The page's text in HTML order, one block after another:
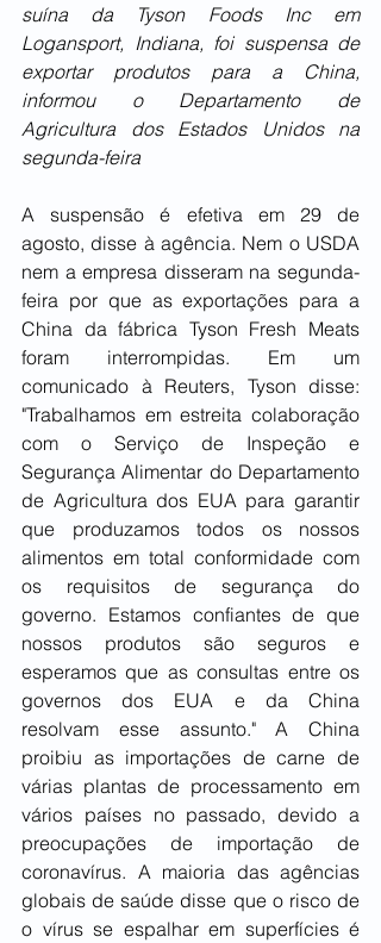
suína da Tyson Foods Inc em
Logansport, Indiana, foi suspensa de
exportar produtos para a China,
informou o Departamento de
Agricultura dos Estados Unidos na
segunda-feira
A suspensão é efetiva em 29 de
agosto, disse à agência. Nem o USDA
nem a empresa disseram na segunda-
feira por que as exportações para a
China da fábrica Tyson Fresh Meats
foram interrompidas. Em um
comunicado à Reuters, Tyson disse:
"Trabalhamos em estreita colaboração
com o Serviço de Inspeção e
Segurança Alimentar do Departamento
de Agricultura dos EUA para garantir
que produzamos todos os nossos
alimentos em total conformidade com
os requisitos de segurança do
governo. Estamos confiantes de que
nossos produtos são seguros e
esperamos que as consultas entre os
governos dos EUA e da China
resolvam esse assunto." A China
proibiu as importações de carne de
várias plantas de processamento em
vários países no passado, devido a
preocupações de importação de
coronavírus. A maioria das agências
globais de saúde disse que o risco de
o vírus se espalhar em superfícies é